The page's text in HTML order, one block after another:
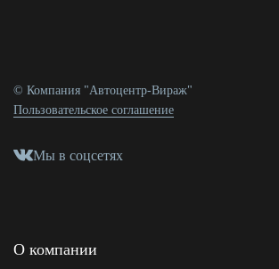
© Компания "Автоцентр-Вираж"
Пользовательское соглашение
Мы в соцсетях
О компании